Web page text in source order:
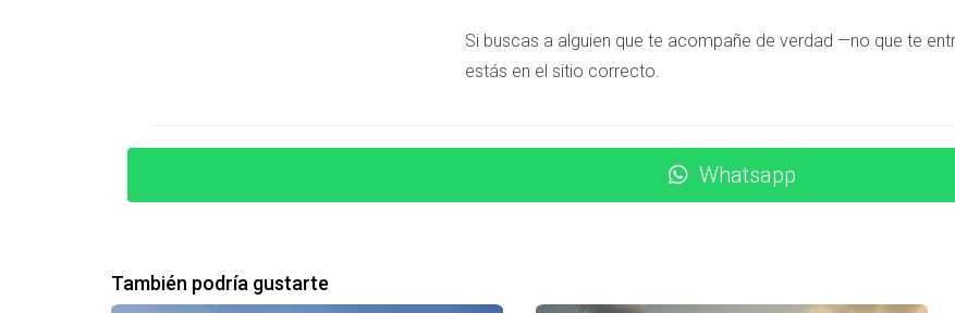
Caso 1: La familia Johnson
La familia Johnson llegó desde Estados Unidos buscando una casa vacacional en Marbella. Después de
Caso 2: El empresario alemán Klaus
Si buscas a alguien que te acompañe de verdad —no que te
estás en el sitio correcto.
Whatsapp
También podría gustarte